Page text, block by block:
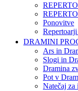
Ponovitve
DRAMINI
Ars in
Slogi in
Dramina
Pot v
Natečaj za